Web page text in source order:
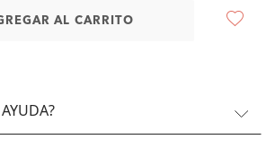
AL CARRITO